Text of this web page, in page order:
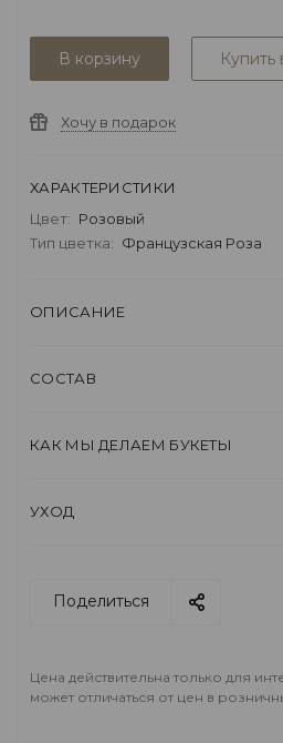
В корзину Купить
Хочу в подарок
ХАРАКТЕРИСТИКИ
Цвет: Розовый
Тип цветка: Французская Роза
ОПИСАНИЕ
СОСТАВ
КАК МЫ ДЕЛАЕМ БУКЕТЫ
УХОД
Поделиться
Цена действительна только для
может отличаться от цен в